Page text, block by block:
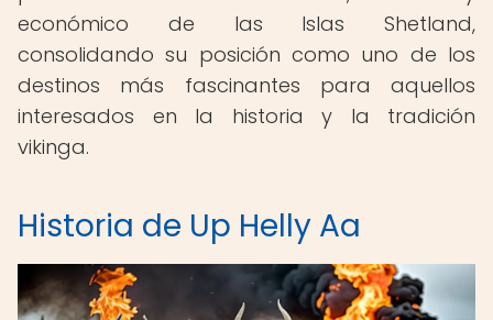
económico de las Islas Shetland,
consolidando su posición como uno de los
destinos más fascinantes para aquellos
interesados en la historia y la tradición
vikinga.
Historia de Up Helly Aa